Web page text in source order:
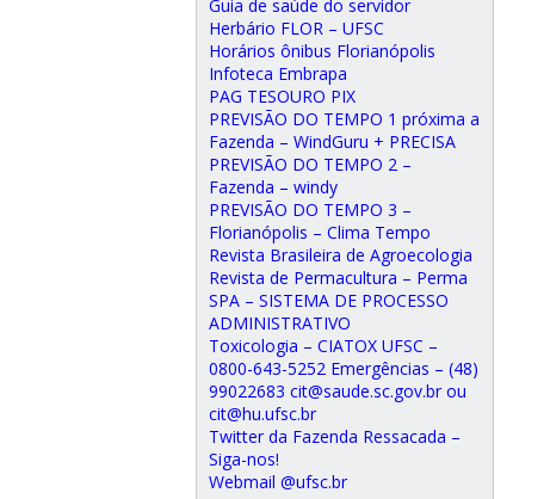
Guia de saúde do servidor
Herbário FLOR – UFSC
Horários ônibus Florianópolis
Infoteca Embrapa
PAG TESOURO PIX
PREVISÃO DO TEMPO 1 próxima a
Fazenda – WindGuru + PRECISA
PREVISÃO DO TEMPO 2 –
Fazenda – windy
PREVISÃO DO TEMPO 3 –
Florianópolis – Clima Tempo
Revista Brasileira de Agroecologia
Revista de Permacultura – Perma
SPA – SISTEMA DE PROCESSO
ADMINISTRATIVO
Toxicologia – CIATOX UFSC –
0800-643-5252 Emergências – (48)
99022683 cit@saude.sc.gov.br ou
cit@hu.ufsc.br
Twitter da Fazenda Ressacada –
Siga-nos!
Webmail @ufsc.br